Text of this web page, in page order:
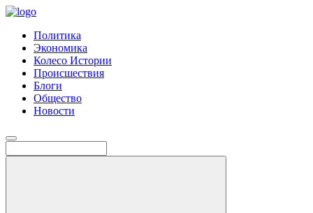
Политика
Экономика
Колесо Истории
Происшествия
Блоги
Общество
Новости